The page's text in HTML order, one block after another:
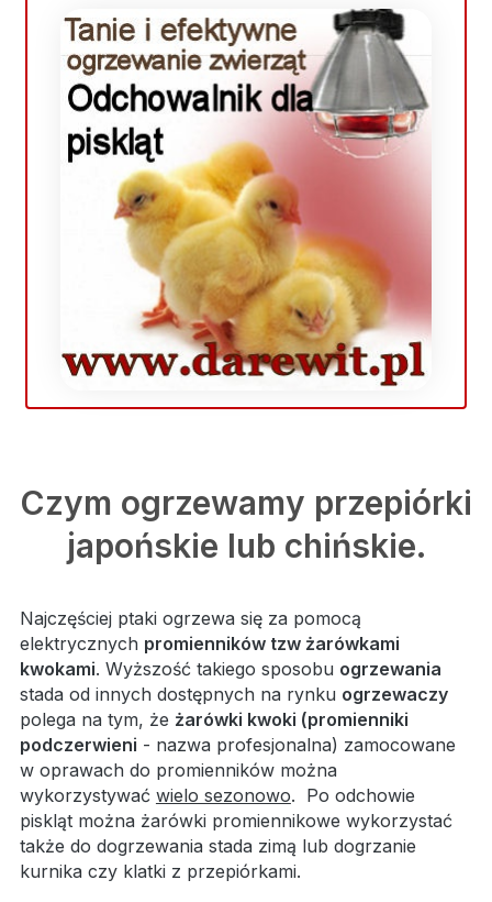
Czym ogrzewamy przepiórki
japońskie lub chińskie.
Najczęściej ptaki ogrzewa się za pomocą
elektrycznych promienników tzw żarówkami
kwokami. Wyższość takiego sposobu ogrzewania
stada od innych dostępnych na rynku ogrzewaczy
polega na tym, że żarówki kwoki (promienniki
podczerwieni - nazwa profesjonalna) zamocowane
w oprawach do promienników można
wykorzystywać wielo sezonowo. Po odchowie
piskląt można żarówki promiennikowe wykorzystać
także do dogrzewania stada zimą lub dogrzanie
kurnika czy klatki z przepiórkami.